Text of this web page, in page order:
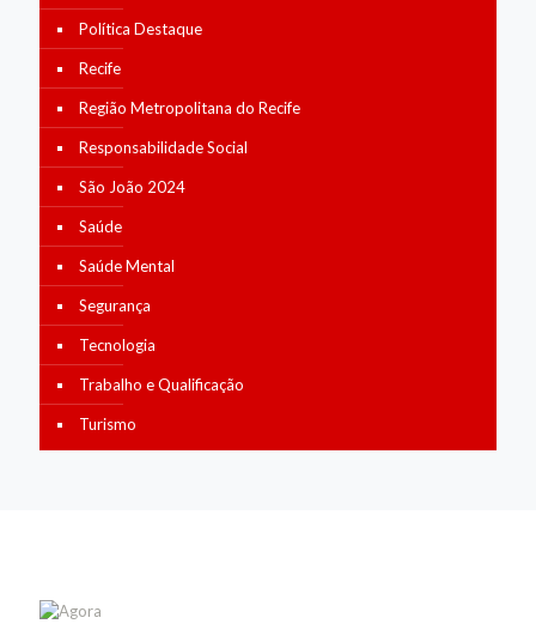
Política Destaque
Recife
Região Metropolitana do Recife
Responsabilidade Social
São João 2024
Saúde
Saúde Mental
Segurança
Tecnologia
Trabalho e Qualificação
Turismo